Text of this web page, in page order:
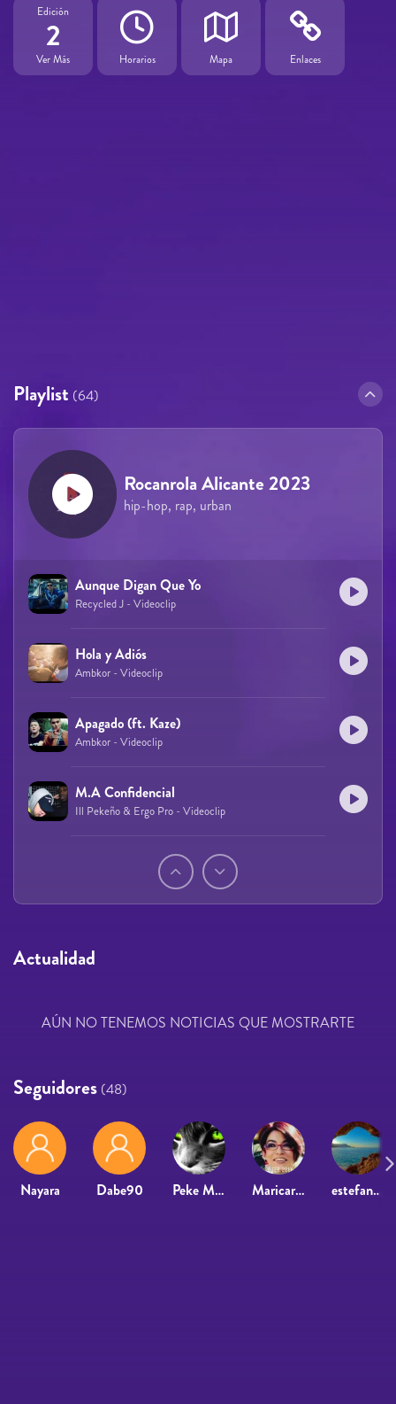
Edición
2
Ver Más Horarios Mapa Enlaces
Playlist (64)
Rocanrola Alicante 2023
hip-hop, rap, urban
Aunque Digan Que Yo
Recycled J - Videoclip
Hola y Adiós
Ambkor - Videoclip
Apagado (ft. Kaze)
Ambkor - Videoclip
M.A Confidencial
Ill Pekeño & Ergo Pro - Videoclip
Actualidad
AÚN NO TENEMOS NOTICIAS QUE MOSTRARTE
Seguidores (48)
Nayara Dabe90 Peke Martinez Maricarmen Moreno Fernandez estefania miranda mira